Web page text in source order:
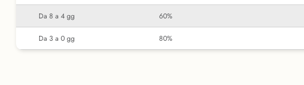
Da 8 a 4 gg 60%
Da 3 a 0 gg 80%